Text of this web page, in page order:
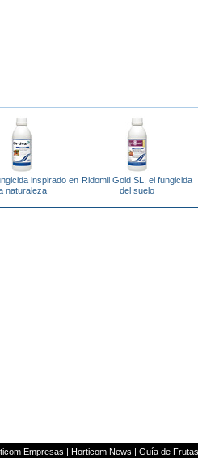
inspirado en
naturaleza
Ridomil Gold SL, el fungicida
del suelo
Empresas | Horticom News | Guía de